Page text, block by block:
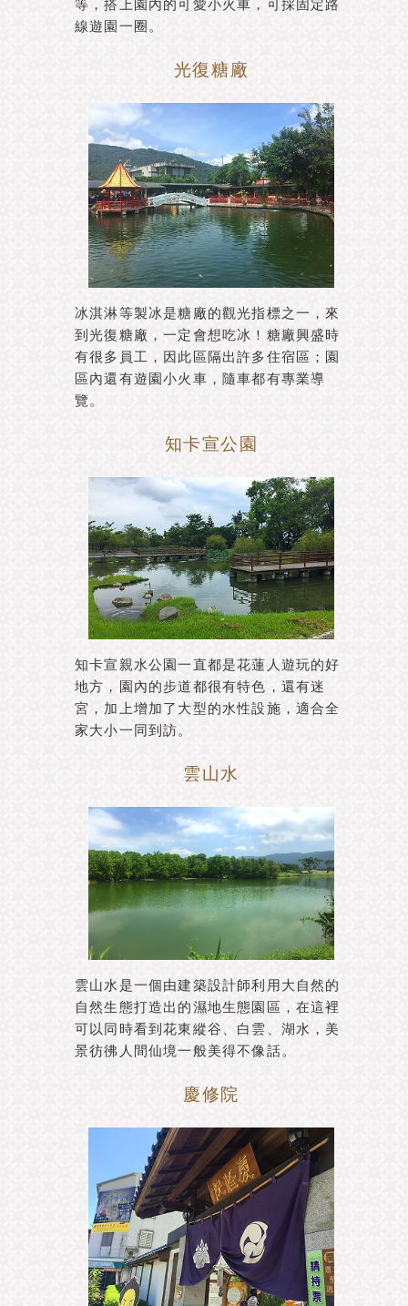
等，搭上園內的可愛小火車，可採固定路
線遊園一圈。
光復糖廠
冰淇淋等製冰是糖廠的觀光指標之一，來
到光復糖廠，一定會想吃冰！糖廠興盛時
有很多員工，因此區隔出許多住宿區；園
區內還有遊園小火車，隨車都有專業導
覽。
知卡宣公園
知卡宣親水公園一直都是花蓮人遊玩的好
地方，園內的步道都很有特色，還有迷
宮，加上增加了大型的水性設施，適合全
家大小一同到訪。
雲山水
雲山水是一個由建築設計師利用大自然的
自然生態打造出的濕地生態園區，在這裡
可以同時看到花東縱谷、白雲、湖水，美
景彷彿人間仙境一般美得不像話。
慶修院